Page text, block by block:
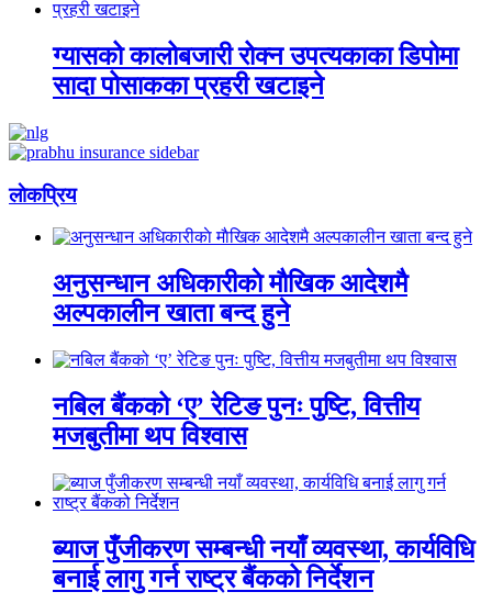
ग्यासको कालोबजारी रोक्न उपत्यकाका डिपोमा
सादा पोसाकका प्रहरी खटाइने
लाेकप्रिय
अनुसन्धान अधिकारीकाे माैखिक आदेशमै
अल्पकालीन खाता बन्द हुने
नबिल बैंकको ‘ए’ रेटिङ पुनः पुष्टि, वित्तीय
मजबुतीमा थप विश्वास
ब्याज पुँजीकरण सम्बन्धी नयाँ व्यवस्था, कार्यविधि
बनाई लागु गर्न राष्ट्र बैंकको निर्देशन